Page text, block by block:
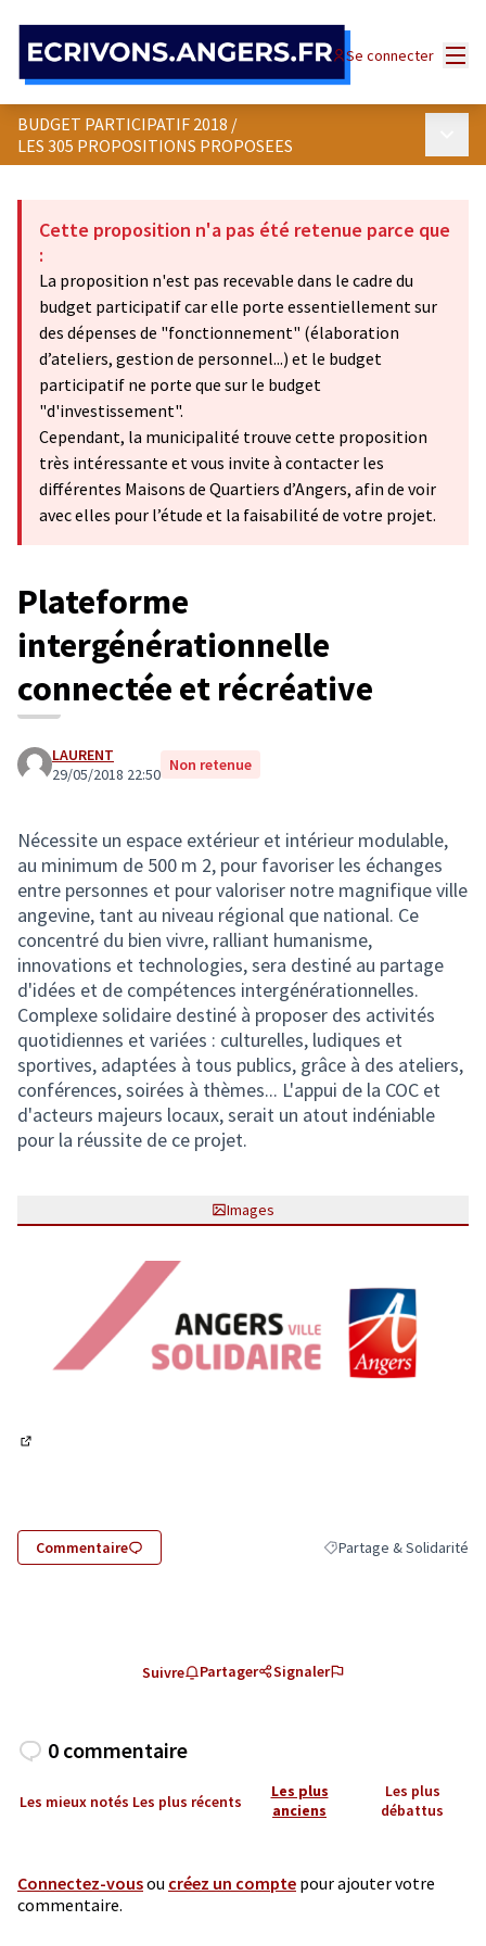
Se connecter
BUDGET PARTICIPATIF 2018 /
LES 305 PROPOSITIONS PROPOSEES
Cette proposition n'a pas été retenue parce que
:
La proposition n'est pas recevable dans le cadre du
budget participatif car elle porte essentiellement sur
des dépenses de "fonctionnement" (élaboration
d’ateliers, gestion de personnel...) et le budget
participatif ne porte que sur le budget
"d'investissement".
Cependant, la municipalité trouve cette proposition
très intéressante et vous invite à contacter les
différentes Maisons de Quartiers d’Angers, afin de voir
avec elles pour l’étude et la faisabilité de votre projet.
Plateforme
intergénérationnelle
connectée et récréative
LAURENT
29/05/2018 22:50 Non retenue
Nécessite un espace extérieur et intérieur modulable,
au minimum de 500 m 2, pour favoriser les échanges
entre personnes et pour valoriser notre magnifique ville
angevine, tant au niveau régional que national. Ce
concentré du bien vivre, ralliant humanisme,
innovations et technologies, sera destiné au partage
d'idées et de compétences intergénérationnelles.
Complexe solidaire destiné à proposer des activités
quotidiennes et variées : culturelles, ludiques et
sportives, adaptées à tous publics, grâce à des ateliers,
conférences, soirées à thèmes... L'appui de la COC et
d'acteurs majeurs locaux, serait un atout indéniable
pour la réussite de ce projet.
Images
Commentaire Filtrer les résultats de
Partage & Solidarité
Suivre Partager Signaler
0 commentaire
Les mieux notés Les plus récents
Les plus
anciens
Les plus
débattus
Connectez-vousou créez un compte pour ajouter votre
commentaire.